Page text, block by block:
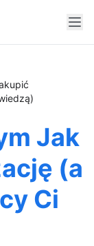
Jak
(a
Ci